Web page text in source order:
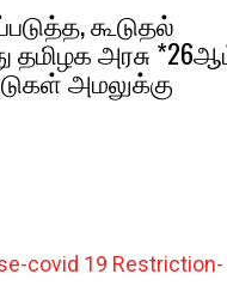
கூடுதல்
தமிழக அரசு
அமலுக்கு
covid 19 Restriction-